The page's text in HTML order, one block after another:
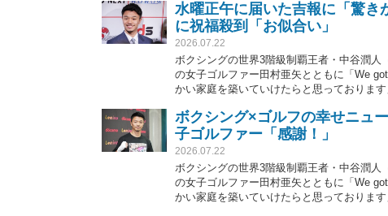
水曜正午に届いた吉報に「驚
に祝福殺到「お似合い」
2026.07.22
ボクシングの世界3階級制覇王者・中谷潤
の女子ゴルファー田村亜矢とともに「We
かい家庭を築いていけたらと思っておりま
ボクシング×ゴルフの幸せニュ
子ゴルファー「感謝！」
2026.07.22
ボクシングの世界3階級制覇王者・中谷潤
の女子ゴルファー田村亜矢とともに「We
かい家庭を築いていけたらと思っております